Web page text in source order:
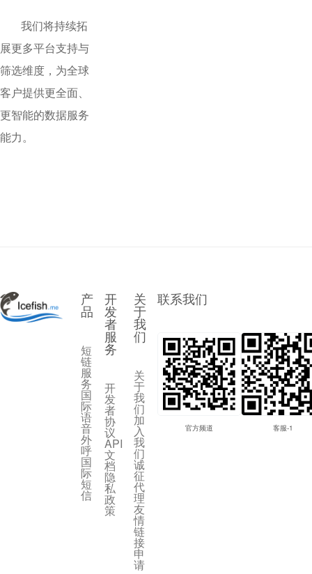
我们将持续拓
展更多平台支持与
筛选维度，为全球
客户提供更全面、
更智能的数据服务
能力。
产
品
短
链
服
务
国
际
语
音
外
呼
国
际
短
信
开
发
者
服
务
开
发
者
协
议
API
文
档
隐
私
政
策
关
于
我
们
关
于
我
们
加
入
我
们
诚
征
代
理
友
情
链
接
申
请
联系我们
官方频道 客服-1